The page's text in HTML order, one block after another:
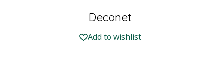
Deconet
Add to wishlist